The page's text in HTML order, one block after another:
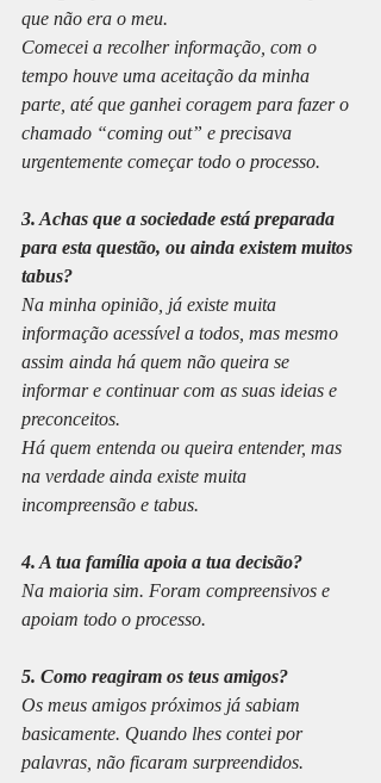
que não era o meu.
Comecei a recolher informação, com o
tempo houve uma aceitação da minha
parte, até que ganhei coragem para fazer o
chamado “coming out” e precisava
urgentemente começar todo o processo.
3. Achas que a sociedade está preparada
para esta questão, ou ainda existem muitos
tabus?
Na minha opinião, já existe muita
informação acessível a todos, mas mesmo
assim ainda há quem não queira se
informar e continuar com as suas ideias e
preconceitos.
Há quem entenda ou queira entender, mas
na verdade ainda existe muita
incompreensão e tabus.
4. A tua família apoia a tua decisão?
Na maioria sim. Foram compreensivos e
apoiam todo o processo.
5. Como reagiram os teus amigos?
Os meus amigos próximos já sabiam
basicamente. Quando lhes contei por
palavras, não ficaram surpreendidos.